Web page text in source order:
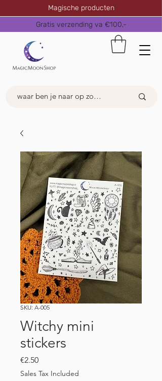
Magische producten
Gratis verzending va €100,-
SKU: A-005
Witchy mini
stickers
€2.50Price
Sales Tax Included